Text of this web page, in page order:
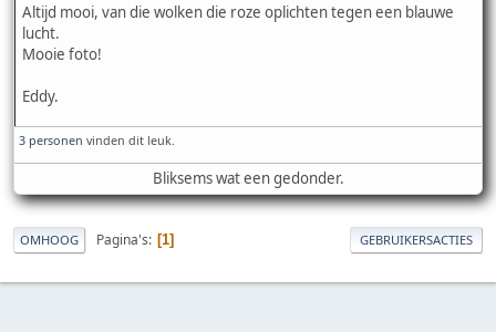
Altijd mooi, van die wolken die roze oplichten tegen een blauwe
lucht.
Mooie foto!
Eddy.
3 personen vinden dit leuk.
Bliksems wat een gedonder.
OMHOOG Pagina's 1 GEBRUIKERSACTIES